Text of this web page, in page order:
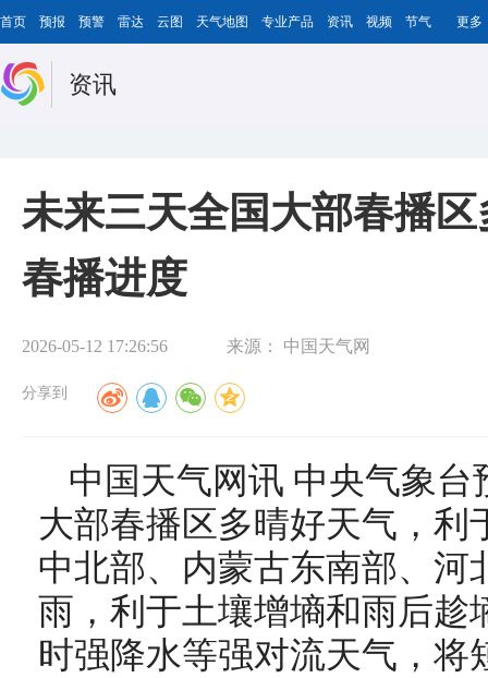
首页 预报 预警 雷达 云图 天气地图 专业产品 资讯 视频 节气 更多
资讯
未来三天全国大部春播
春播进度
2026-05-12 17:26:56 来源： 中国天气网
分享到
中国天气网讯 中央气象
大部春播区多晴好天气，利
中北部、内蒙古东南部、河
雨，利于土壤增墒和雨后趁
时强降水等强对流天气，将